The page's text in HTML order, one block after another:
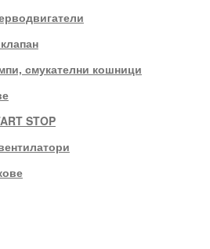
смукателни кошници
STOP